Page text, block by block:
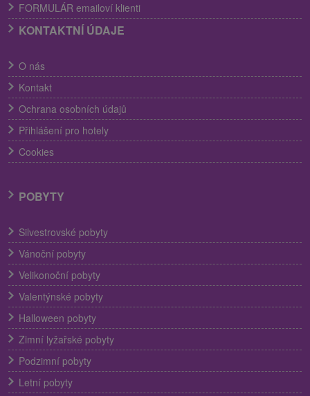
FORMULÁR emailoví klienti
KONTAKTNÍ ÚDAJE
O nás
Kontakt
Ochrana osobních údajů
Přihlášení pro hotely
Cookies
POBYTY
Silvestrovské pobyty
Vánoční pobyty
Velikonoční pobyty
Valentýnské pobyty
Halloween pobyty
Zimní lyžařské pobyty
Podzimní pobyty
Letní pobyty